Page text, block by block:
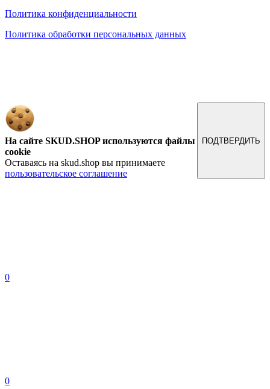
Политика конфиденциальности
Политика обработки персональных данных
На сайте SKUD.SHOP используются файлы
cookie
Оставаясь на skud.shop вы принимаете
пользовательское соглашение
ПОДТВЕРДИТЬ
0
0